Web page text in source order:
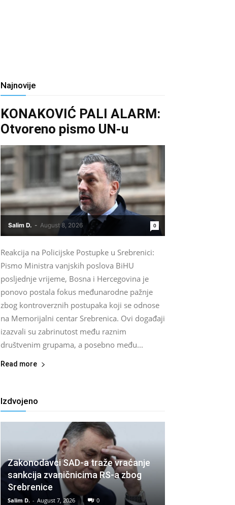
Najnovije
KONAKOVIĆ PALI ALARM:
Otvoreno pismo UN-u
Salim D. - August 8, 2026 0
Reakcija na Policijske Postupke u Srebrenici:
Pismo Ministra vanjskih poslova BiHU
posljednje vrijeme, Bosna i Hercegovina je
ponovo postala fokus međunarodne pažnje
zbog kontroverznih postupaka koji se odnose
na Memorijalni centar Srebrenica. Ovi događaji
izazvali su zabrinutost među raznim
društvenim grupama, a posebno među...
Read more
Izdvojeno
Zakonodavci SAD-a traže vraćanje
sankcija zvaničnicima RS-a zbog
Srebrenice
Salim D. - August 7, 2026 0